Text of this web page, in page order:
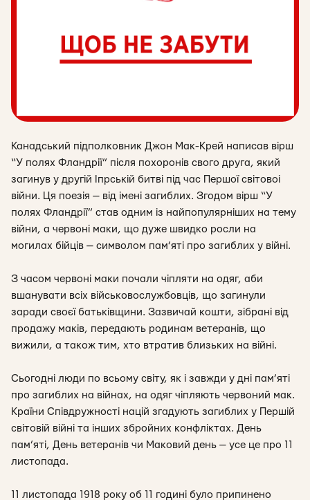
Канадський підполковник Джон Мак-Крей написав вірш
“У полях Фландрії” після похоронів свого друга, який
загинув у другій Іпрській битві під час Першої світовоі
війни. Ця поезія — від імені загиблих. Згодом вірш “У
полях Фландрії” став одним із найпопулярніших на тему
війни, а червоні маки, що дуже швидко росли на
могилах бійців — символом пам’яті про загиблих у війні.
З часом червоні маки почали чіпляти на одяг, аби
вшанувати всіх військовослужбовців, що загинули
заради своєї батьківщини. Зазвичай кошти, зібрані від
продажу маків, передають родинам ветеранів, що
вижили, а також тим, хто втратив близьких на війні.
Сьогодні люди по всьому світу, як і завжди у дні пам’яті
про загиблих на війнах, на одяг чіпляють червоний мак.
Країни Співдружності націй згадують загиблих у Першій
світовій війні та інших збройних конфліктах. День
пам’яті, День ветеранів чи Маковий день — усе це про 11
листопада.
11 листопада 1918 року об 11 годині було припинено